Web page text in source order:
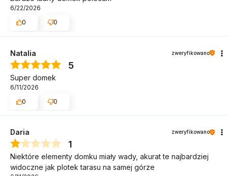
6/22/2026
0
0
Natalia zweryfikowano
5
Super domek
6/11/2026
0
0
Daria zweryfikowano
1
Niektóre elementy domku miały wady, akurat te najbardziej
widoczne jak plotek tarasu na samej górze